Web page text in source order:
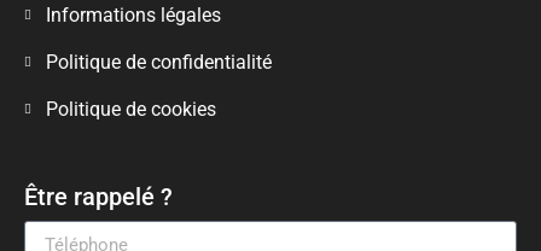
Informations légales
Politique de confidentialité
Politique de cookies
Être rappelé ?